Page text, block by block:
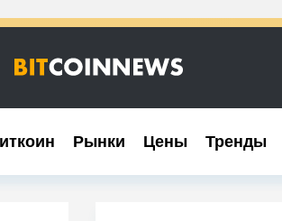
Рынки Цены Тренды
Рынки Цены Тренды